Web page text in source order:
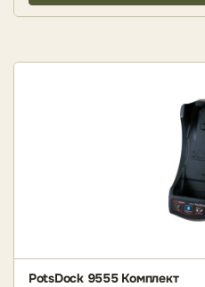
PotsDock 9555 Комплект